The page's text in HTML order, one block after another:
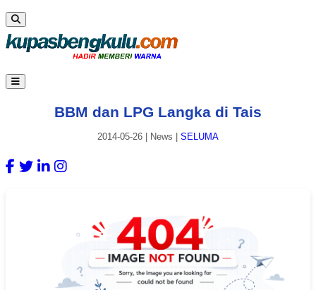
BBM dan LPG Langka di Tais
2014-05-26 News SELUMA